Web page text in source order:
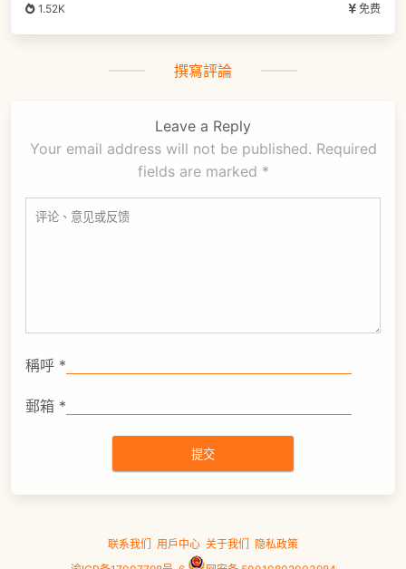
1.52K 免费
撰寫評論
Leave a Reply
Your email address will not be published. Required
fields are marked *
稱呼 *
郵箱 *
联系我们 用户中心 关于我们
隐私政策